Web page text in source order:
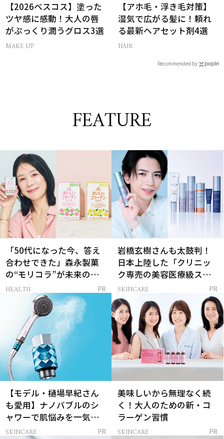
【2026ベスコス】塗った
ツヤ感に感動！大人の唇
がぷっくり潤うグロス3選
MAKE UP
【アホ毛・浮き毛対策】
湿気で広がる髪に！頼れ
る最新ヘアセット剤4選
HAIR
Recommended by
FEATURE
「50代になった今、答え
合わせできた」森永製菓
の“モリコラ”が未来のキ
レイを連れてくる！
HEALTH PR
岩橋玄樹さんも太鼓判！
日本上陸した「クリニッ
ク専売の美容医療級スキ
ンケア」
SKINCARE PR
【モデル・樋場早紀さん
も愛用】ナノバブルのシ
ャワーで肌悩みを一気に
解決
SKINCARE PR
美味しいから無理なく続
く！大人のための新・コ
ラーゲン習慣
SKINCARE PR